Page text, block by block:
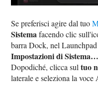
Se preferisci agire dal tuo
Sistema facendo clic
barra Dock, nel
Impostazioni di Sistema…
Dopodiché, clicca sultuo
laterale e seleziona la voce